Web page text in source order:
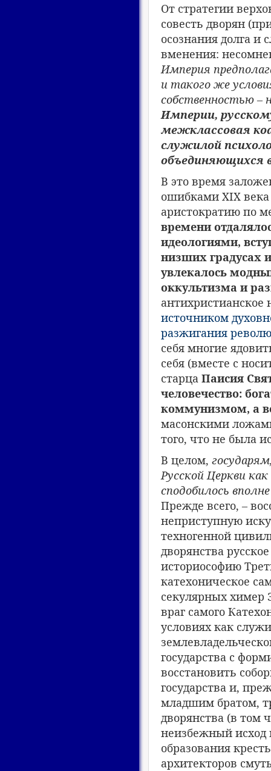
От стратегии
совесть дворян
осознания долга и
вменения:
Империя
и такого же
собственностью –
Империи,
межклассовая
служилой
объединяющихся
В это время
ошибками XIX века
аристократию по
времени
идеологиями,
низших градусах
увлекалось
оккультизма и
антихристианское
источником
разжигания
себя многие
себя (вместе с
старца Паисия
человечество:
коммунизмом, а
масонскими
того, что не была
В целом,
Русской Церкви
сподобилось
Прежде всего, –
неприступную
техногенной
дворянства
историософию
катехоническое
секулярных химер
враг самого
условиях как
государства с
восстановить
государства и,
младшим братом,
дворянства (в том
неизбежный исход
образования
архитекторов